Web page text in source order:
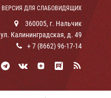
ВЕРСИЯ ДЛЯ СЛАБОВИДЯЩИХ
360005, г. Нальчик
ул. Калининградская, д. 49
+ 7 (8662) 96-17-14